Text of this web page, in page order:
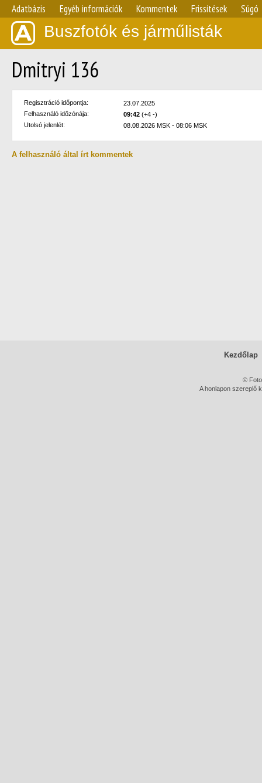
Adatbázis Egyéb információk Kommentek Frissítések Súgó
Buszfotók és járműlisták
Dmitryi 136
Regisztráció időpontja:
23.07.2025
Felhasználó időzónája:
09:42 (+4 -)
Utolsó jelenlét:
08.08.2026 MSK - 08:06 MSK
A felhasználó által írt kommentek
Kezdőlap
©
A honlapon szereplő